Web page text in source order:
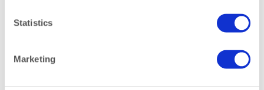
Statistics
Marketing
Daarnaast beschikt de Louis 24h over een
verstelbare en afneembare schouderband van 105
Groene heuptas –